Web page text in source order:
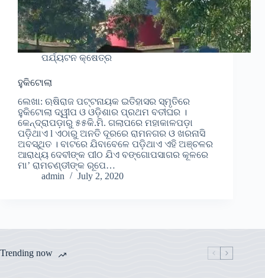
ପର୍ଯ୍ୟଟନ କ୍ଷେତ୍ର
ହୁକିଟୋଲା
ଲେଖା: ଋଷିରାଜ ପଟ୍ଟନାୟକ ଇତିହାସର ସ୍ମୃତିରେ
ହୁକିଟୋଲା ଦ୍ୱୀପ ଓ ଓଡ଼ିଶାର ପ୍ରଥମ ବତୀଘର ।
କେନ୍ଦ୍ରାପଡ଼ାରୁ ୫୫କି.ମି. ଗଲାପରେ ମହାକାଳପଡ଼ା
ପଡ଼ିଥାଏ l ଏଠାରୁ ଅନତି ଦୂରରେ ରାମନଗର ଓ ଖରନାସି
ଅବସ୍ଥିତ । ବାଟରେ ଯିବାବେଳେ ପଡ଼ିଥାଏ ଏହି ଅଞ୍ଚଳର
ଆରାଧ୍ୟ ଦେବୀଙ୍କ ପୀଠ ଯିଏ ବଙ୍ଗୋପସାଗର କୂଳରେ
ମା’ ରାମଚଣ୍ଡୀଙ୍କ ରୂପେ…
admin
July 2, 2020
Trending now